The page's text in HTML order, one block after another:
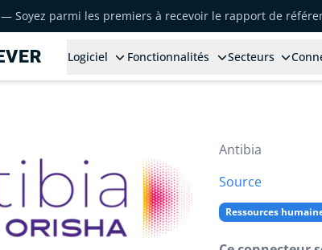
— Soyez parmi les premiers à recevoir le rapport de
Logiciel Fonctionnalités Secteurs
Antibia
Source
Ressources